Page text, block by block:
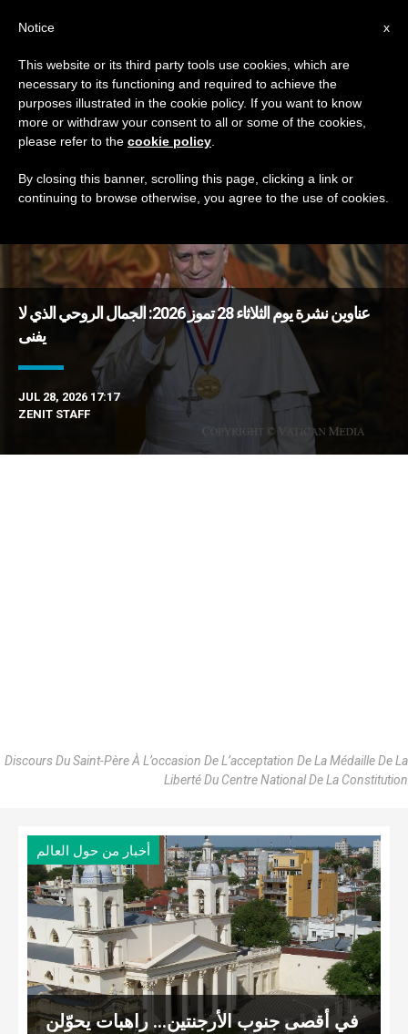
TAG
Posts Tagged ‘إدمان’
DERNIÈRES NOUVELLES
عناوين نشرة يوم الثلاثاء 28 تموز 2026: الجمال الروحي الذي لا
يفنى
JUL 28, 2026 17:17
ZENIT STAFF
Discours Du Saint-Père À L’occasion De L’acceptation De La Médaille De La
Liberté Du Centre National De La Constitution
أخبار من حول العالم
في أقصى جنوب الأرجنتين… راهبات يحوّلن
x
Notice
This website or its third party tools use cookies, which are
necessary to its functioning and required to achieve the
purposes illustrated in the cookie policy. If you want to know
more or withdraw your consent to all or some of the cookies,
please refer to the cookie policy
By closing this banner, scrolling this page, clicking a link or
continuing to browse otherwise, you agree to the use of cookies.